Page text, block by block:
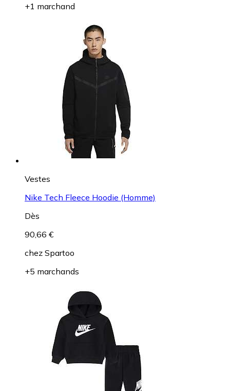
+1 marchand
Vestes
Nike Tech Fleece Hoodie (Homme)
Dès
90,66 €
chez Spartoo
+5 marchands